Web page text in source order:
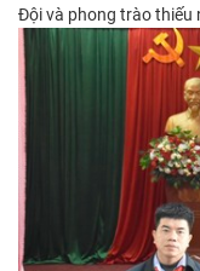
Đội và phong trào thiếu